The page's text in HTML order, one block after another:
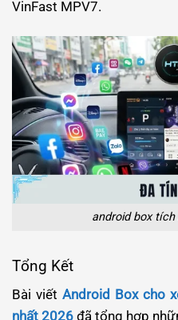
VinFast MPV7.
android box
Tổng Kết
Bài viết Android Box cho
nhất 2026 đã tổng hợp